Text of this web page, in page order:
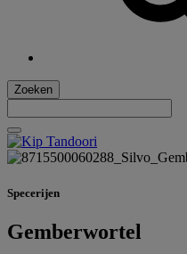
Zoeken
Specerijen
Gemberwortel